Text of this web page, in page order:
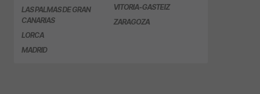
LAS PALMAS DE GRAN
CANARIAS
LORCA
MADRID
VITORIA-GASTEIZ
ZARAGOZA